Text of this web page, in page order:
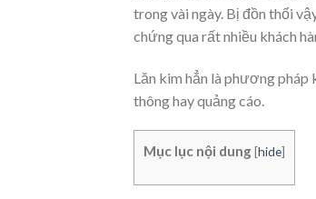
trong vài ngày. Bị đồn thổi
chứng qua rất nhiều khách
Lăn kim hẳn là phương pháp
thông hay quảng cáo.
Mục lục nội dung[hide]